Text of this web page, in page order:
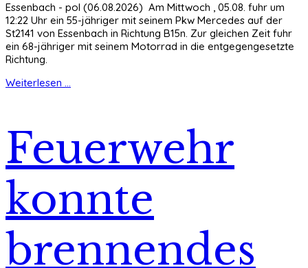
Essenbach - pol (06.08.2026) Am Mittwoch , 05.08. fuhr um
12:22 Uhr ein 55-jähriger mit seinem Pkw Mercedes auf der
St2141 von Essenbach in Richtung B15n. Zur gleichen Zeit fuhr
ein 68-jähriger mit seinem Motorrad in die entgegengesetzte
Richtung.
Weiterlesen ...
Feuerwehr
konnte
brennendes